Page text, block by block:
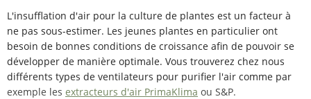
L'insufflation d'air pour la culture de plantes est un facteur à
ne pas sous-estimer. Les jeunes plantes en particulier ont
besoin de bonnes conditions de croissance afin de pouvoir se
développer de manière optimale. Vous trouverez chez nous
différents types de ventilateurs pour purifier l'air comme par
exemple les extracteurs d'air PrimaKlima ou S&P.